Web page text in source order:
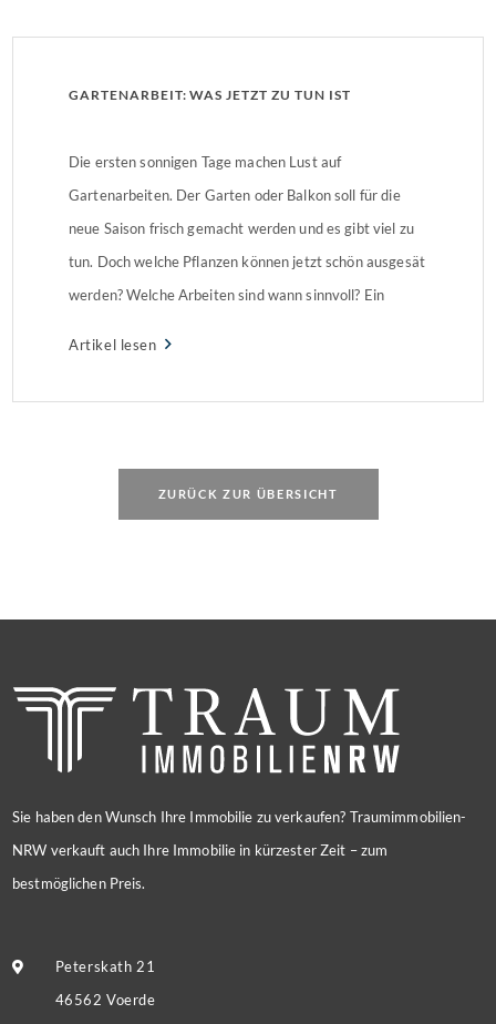
GARTENARBEIT: WAS JETZT ZU TUN IST
Die ersten sonnigen Tage machen Lust auf
Gartenarbeiten. Der Garten oder Balkon soll für die
neue Saison frisch gemacht werden und es gibt viel zu
tun. Doch welche Pflanzen können jetzt schön ausgesät
werden? Welche Arbeiten sind wann sinnvoll? Ein
Artikel lesen
ZURÜCK ZUR ÜBERSICHT
Sie haben den Wunsch Ihre Immobilie zu verkaufen? Traumimmobilien-
NRW verkauft auch Ihre Immobilie in kürzester Zeit – zum
bestmöglichen Preis.
Peterskath 21
46562 Voerde